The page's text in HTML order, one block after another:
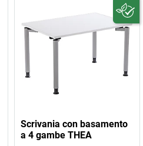
Scrivania con basamento
a 4 gambe THEA